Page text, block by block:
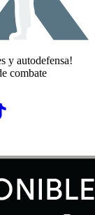
y autodefensa!
combate